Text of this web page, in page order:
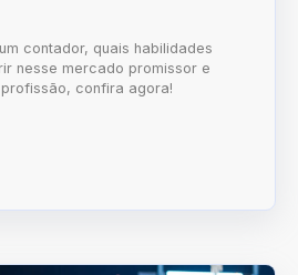
contador, quais habilidades
nesse mercado promissor e
confira agora!